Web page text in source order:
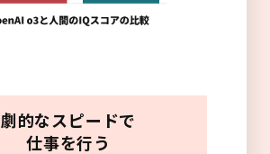
劇的なスピードで
仕事を行う